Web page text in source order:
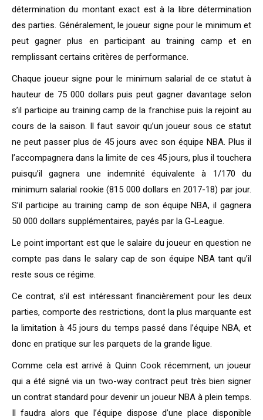
détermination du montant exact est à la libre détermination
des parties. Généralement, le joueur signe pour le minimum et
peut gagner plus en participant au training camp et en
remplissant certains critères de performance.
Chaque joueur signe pour le minimum salarial de ce statut à
hauteur de 75 000 dollars puis peut gagner davantage selon
s’il participe au training camp de la franchise puis la rejoint au
cours de la saison. Il faut savoir qu’un joueur sous ce statut
ne peut passer plus de 45 jours avec son équipe NBA. Plus il
l’accompagnera dans la limite de ces 45 jours, plus il touchera
puisqu’il gagnera une indemnité équivalente à 1/170 du
minimum salarial rookie (815 000 dollars en 2017-18) par jour.
S’il participe au training camp de son équipe NBA, il gagnera
50 000 dollars supplémentaires, payés par la G-League.
Le point important est que le salaire du joueur en question ne
compte pas dans le salary cap de son équipe NBA tant qu’il
reste sous ce régime.
Ce contrat, s’il est intéressant financièrement pour les deux
parties, comporte des restrictions, dont la plus marquante est
la limitation à 45 jours du temps passé dans l’équipe NBA, et
donc en pratique sur les parquets de la grande ligue.
Comme cela est arrivé à Quinn Cook récemment, un joueur
qui a été signé via un two-way contract peut très bien signer
un contrat standard pour devenir un joueur NBA à plein temps.
Il faudra alors que l’équipe dispose d’une place disponible